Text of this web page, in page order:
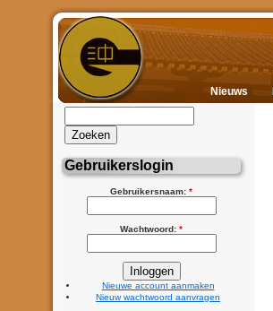
Nieuws
Gebruikerslogin
Gebruikersnaam: *
Wachtwoord: *
Nieuwe account aanmaken
Nieuw wachtwoord aanvragen